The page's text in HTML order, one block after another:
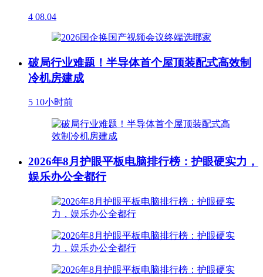
4 08.04
破局行业难题！半导体首个屋顶装配式高效制
冷机房建成
5 10小时前
2026年8月护眼平板电脑排行榜：护眼硬实力，
娱乐办公全都行